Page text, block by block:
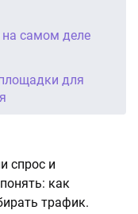
на самом деле
для
спрос и
как
трафик.